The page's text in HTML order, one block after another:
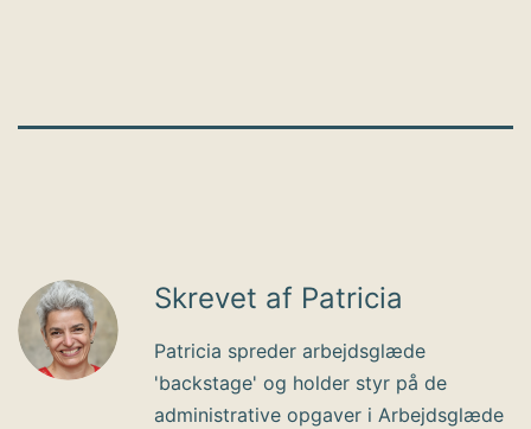
Skrevet af Patricia
Patricia spreder arbejdsglæde
'backstage' og holder styr på de
administrative opgaver i Arbejdsglæde